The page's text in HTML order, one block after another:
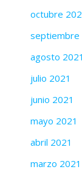
octubre
septiembre
agosto 2021
julio 2021
junio 2021
mayo 2021
abril 2021
marzo 2021